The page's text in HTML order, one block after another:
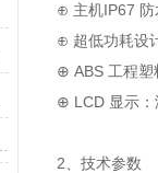
⊕ 主机IP67 防
⊕ 超低功耗设
⊕ ABS 工程塑
⊕ LCD 显示：
2、技术参数